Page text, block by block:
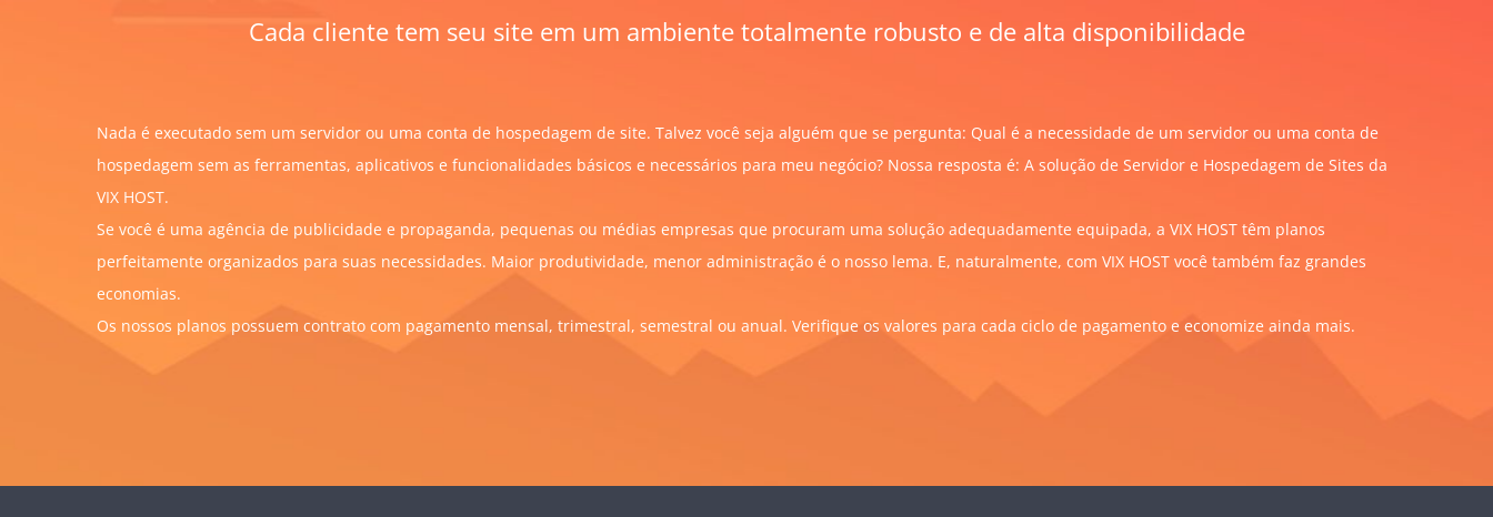
Cada cliente tem seu site em um ambiente totalmente robusto e de alta disponibilidade
Nada é executado sem um servidor ou uma conta de hospedagem de site. Talvez você seja alguém que se pergunta: Qual é a necessidade de um servidor ou uma conta de
hospedagem sem as ferramentas, aplicativos e funcionalidades básicos e necessários para meu negócio? Nossa resposta é: A solução de Servidor e Hospedagem de Sites da
VIX HOST.
Se você é uma agência de publicidade e propaganda, pequenas ou médias empresas que procuram uma solução adequadamente equipada, a VIX HOST têm planos
perfeitamente organizados para suas necessidades. Maior produtividade, menor administração é o nosso lema. E, naturalmente, com VIX HOST você também faz grandes
economias.
Os nossos planos possuem contrato com pagamento mensal, trimestral, semestral ou anual. Verifique os valores para cada ciclo de pagamento e economize ainda mais.